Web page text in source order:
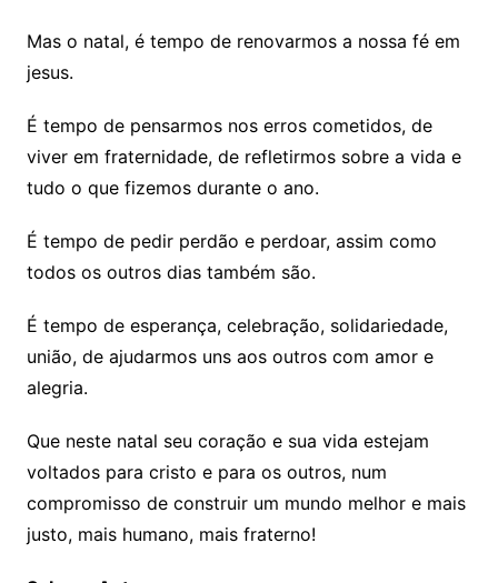
Mas o natal, é tempo de renovarmos a nossa fé em
jesus.
É tempo de pensarmos nos erros cometidos, de
viver em fraternidade, de refletirmos sobre a vida e
tudo o que fizemos durante o ano.
É tempo de pedir perdão e perdoar, assim como
todos os outros dias também são.
É tempo de esperança, celebração, solidariedade,
união, de ajudarmos uns aos outros com amor e
alegria.
Que neste natal seu coração e sua vida estejam
voltados para cristo e para os outros, num
compromisso de construir um mundo melhor e mais
justo, mais humano, mais fraterno!